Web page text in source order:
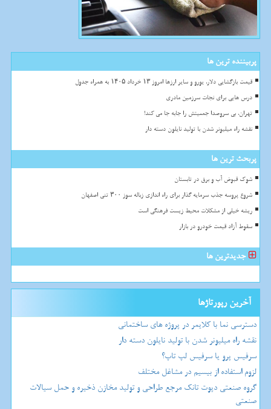
پربیننده ترین ها
قیمت بازگشایی دلار، یورو و سایر ارزها امروز ۱۳ خرداد ۱۴۰۵ به همراه جدول
درس هایی برای نجات سرزمین مادری
تهران، بی سروصدا جمعیتش را جابه جا می کند!
نقشه راه میلیونر شدن با تولید نایلون دسته دار
پربحث ترین ها
شوک قبوض آب و برق در تابستان
شروع پروسه جذب سرمایه گذار برای راه اندازی زباله سوز ۳۰۰ تنی اصفهان
ریشه خیلی از مشکلات محیط زیست فرهنگی است
سقوط آزاد قیمت خودرو در بازار
جدیدترین ها
آخرین رپورتاژها
دسترسی نما با کلایمر در پروژه های ساختمانی
نقشه راه میلیونر شدن با تولید نایلون دسته دار
سرفیس پرو یا سرفیس لپ تاپ؟
لزوم استفاده از بیسیم در مشاغل مختلف
گروه صنعتی دپوت تانک مرجع طراحی و تولید مخازن ذخیره و حمل سیالات
صنعتی